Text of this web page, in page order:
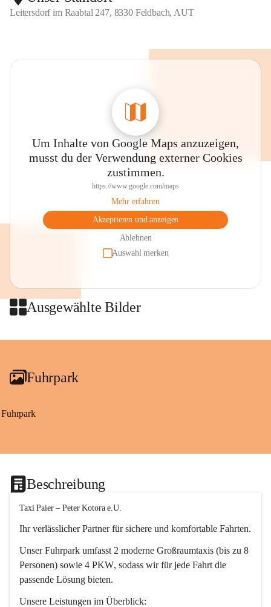
Leitersdorf im Raabtal 247, 8330 Feldbach, AUT
Um Inhalte von Google Maps anzuzeigen,
musst du der Verwendung externer Cookies
zustimmen.
https://www.google.com/maps
Mehr erfahren
Akzeptieren und anzeigen
Ablehnen
Auswahl merken
Ausgewählte Bilder
Fuhrpark
Fuhrpark
Beschreibung
Taxi Paier – Peter Kotora e.U.
Ihr verlässlicher Partner für sichere und komfortable Fahrten.
Unser Fuhrpark umfasst 2 moderne Großraumtaxis (bis zu 8
Personen) sowie 4 PKW, sodass wir für jede Fahrt die
passende Lösung bieten.
Unsere Leistungen im Überblick: